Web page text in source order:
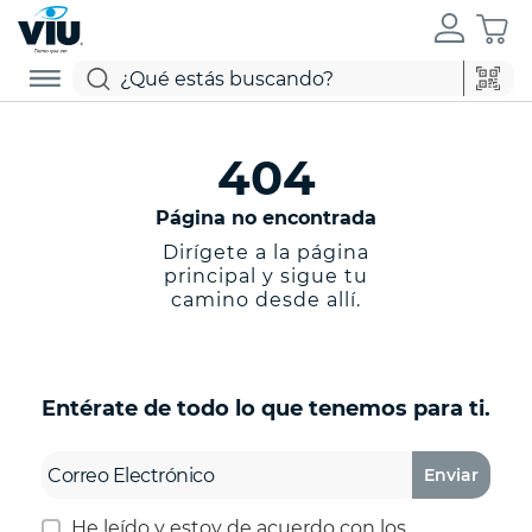
404
Página no encontrada
Dirígete a la página
principal y sigue tu
camino desde allí.
Entérate de todo lo que tenemos para ti.
Enviar